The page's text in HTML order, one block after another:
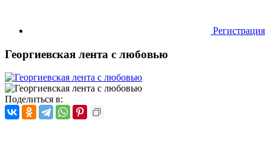
Регистрация
Георгиевская лента с любовью
Поделиться в: